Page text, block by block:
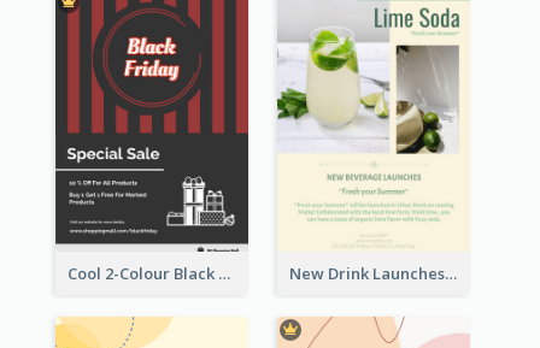
Cool 2-Colour Black Friday Poster New Drink Launches Lime Soda Poster